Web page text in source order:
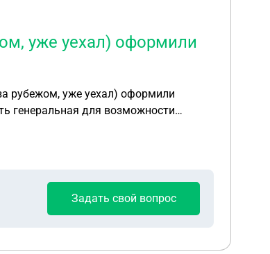
уже уехал) оформили
рубежом, уже уехал) оформили
генеральная для возможности
учёта ". Разве это
Задать свой вопрос